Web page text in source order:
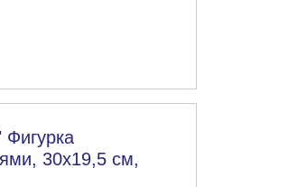
Фигурка
30х19,5 см,